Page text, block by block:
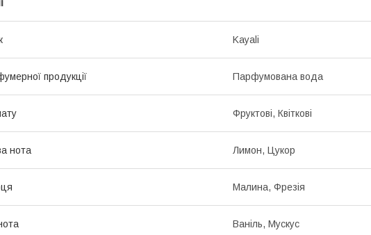
Kayali
продукції Парфумована вода
Фруктові, Квіткові
нота Лимон, Цукор
Малина, Фрезія
Ваніль, Мускус